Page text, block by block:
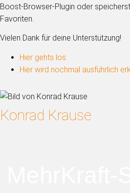
Boost-Browser-Plugin oder
Favoriten.
Vielen Dank für deine Unterstützung!
Hier gehts los
Hier wird nochmal ausführlich
Konrad Krause